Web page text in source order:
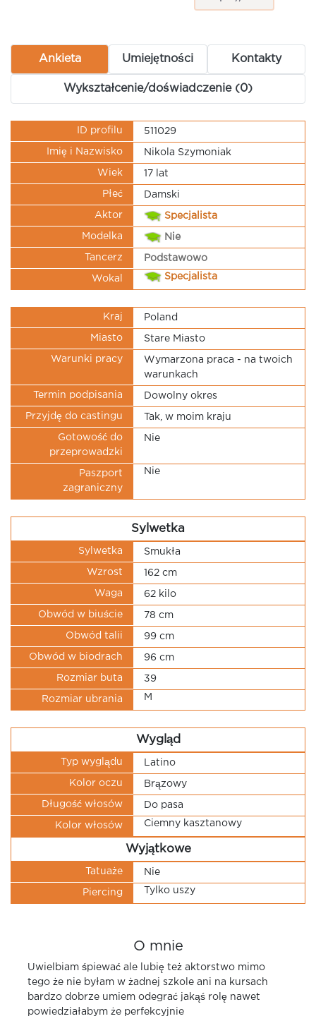
Ankieta Umiejętności Kontakty
Wykształcenie/doświadczenie (0)
ID profilu 511029
Imię i Nazwisko Nikola Szymoniak
Wiek 17 lat
Płeć Damski
Aktor Specjalista
Modelka Nie
Tancerz Podstawowo
Wokal Specjalista
Kraj Poland
Miasto Stare Miasto
Warunki pracy
Wymarzona praca - na twoich
warunkach
Termin podpisania Dowolny okres
Przyjdę do castingu Tak, w moim kraju
Gotowość do
przeprowadzki
Nie
Paszport
zagraniczny
Nie
Sylwetka
Sylwetka Smukła
Wzrost 162 cm
Waga 62 kilo
Obwód w biuście 78 cm
Obwód talii 99 cm
Obwód w biodrach 96 cm
Rozmiar buta 39
Rozmiar ubrania M
Wygląd
Typ wyglądu Latino
Kolor oczu Brązowy
Długość włosów Do pasa
Kolor włosów Ciemny kasztanowy
Wyjątkowe
Tatuaże Nie
Piercing Tylko uszy
O mnie
Uwielbiam śpiewać ale lubię też aktorstwo mimo
tego że nie byłam w żadnej szkole ani na kursach
bardzo dobrze umiem odegrać jakąś rolę nawet
powiedziałabym że perfekcyjnie